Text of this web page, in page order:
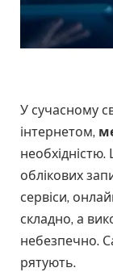
У сучасному
інтернетом,
облікових
сервіси,
складно, а
небезпечно.
рятують.